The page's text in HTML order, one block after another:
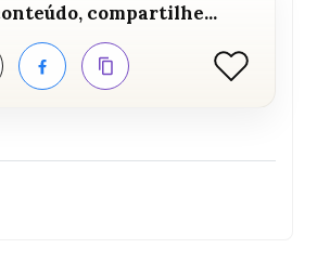
compartilhe...
FacebookCopiar link Curtir